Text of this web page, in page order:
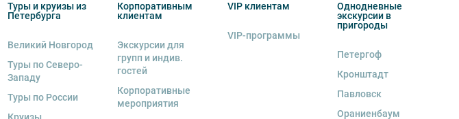
Туры и круизы из
Петербурга
Великий Новгород
Туры по Северо-
Западу
Туры по России
Корпоративным
клиентам
Экскурсии для
групп и индив.
гостей
Корпоративные
мероприятия
VIP клиентам
VIP-программы
Однодневные
экскурсии в
пригороды
Петергоф
Кронштадт
Павловск
Ораниенбаум